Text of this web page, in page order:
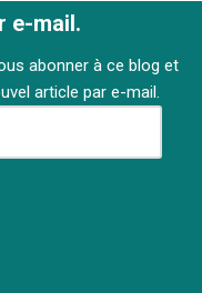
e-mail.
abonner à ce blog et
article par e-mail.